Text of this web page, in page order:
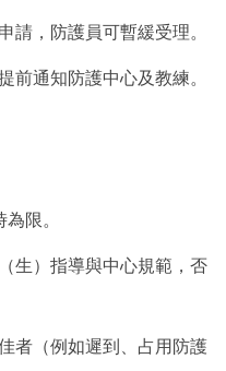
請，防護員可暫緩受理。
前通知防護中心及教練。
限。
生）指導與中心規範，否
者（例如遲到、占用防護